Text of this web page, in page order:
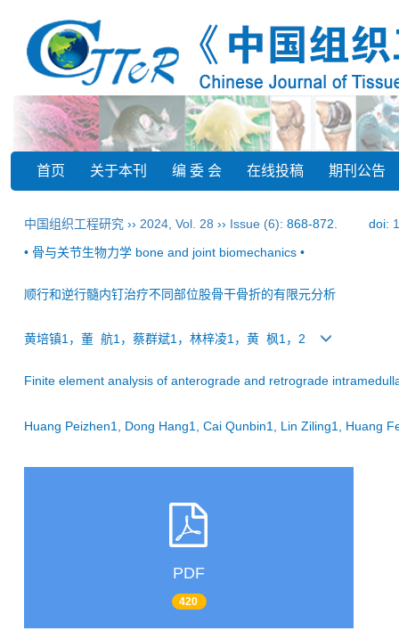
首页 关于本刊 编 委 会 在线投稿 期刊公告
中国组织工程研究 ›› 2024 Vol. 28 ›› Issue (6): 868-872. doi:
• 骨与关节生物力学 bone and joint biomechanics •
顺行和逆行髓内钉治疗不同部位股骨干骨折的有限元分析
黄培镇1，董 航1，蔡群斌1，林梓凌1，黄 枫1，2
Finite element analysis of anterograde and retrograde
Huang Peizhen1, Dong Hang1, Cai Qunbin1, Lin Ziling1,
PDF
420